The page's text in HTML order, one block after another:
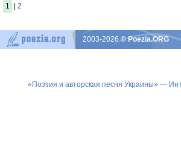
1 2
2003-2026© Poezia.ORG
«Поэзия и авторская песня Украины» —